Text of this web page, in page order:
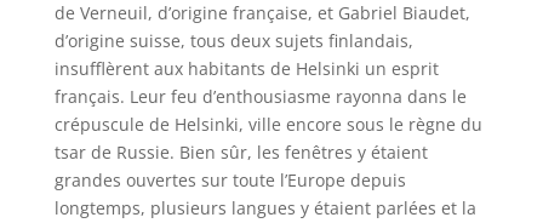
de Verneuil, d’origine française, et Gabriel Biaudet,
d’origine suisse, tous deux sujets finlandais,
insufflèrent aux habitants de Helsinki un esprit
français. Leur feu d’enthousiasme rayonna dans le
crépuscule de Helsinki, ville encore sous le règne du
tsar de Russie. Bien sûr, les fenêtres y étaient
grandes ouvertes sur toute l’Europe depuis
longtemps, plusieurs langues y étaient parlées et la